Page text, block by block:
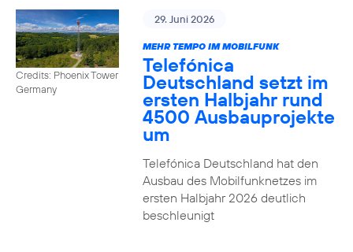
Credits: Phoenix Tower
Germany
29. Juni 2026
MEHR TEMPO IM MOBILFUNK
Telefónica
Deutschland setzt im
ersten Halbjahr rund
4500 Ausbauprojekte
um
Telefónica Deutschland hat den
Ausbau des Mobilfunknetzes im
ersten Halbjahr 2026 deutlich
beschleunigt